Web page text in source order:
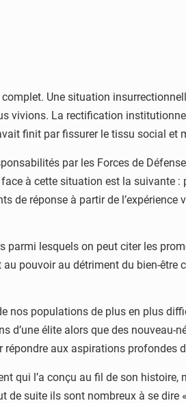
Une situation
vivions. La rectification
finit par fissurer le tissu social et
par les Forces de
à cette situation est la suivante
de réponse à partir de l’expérience
lesquels on peut citer les
pouvoir au détriment du bien-être
nos populations de plus en plus
d’une élite alors que des nouveau-
aux aspirations profondes
qui l’a conçu au fil de son
suite ils sont nombreux à se dire